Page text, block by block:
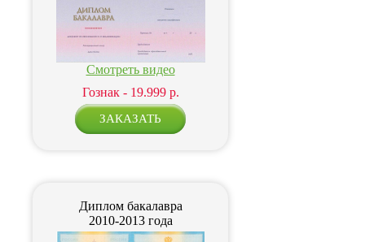
Смотреть видео
Гознак - 19.999 р.
Диплом бакалавра
2010-2013 года